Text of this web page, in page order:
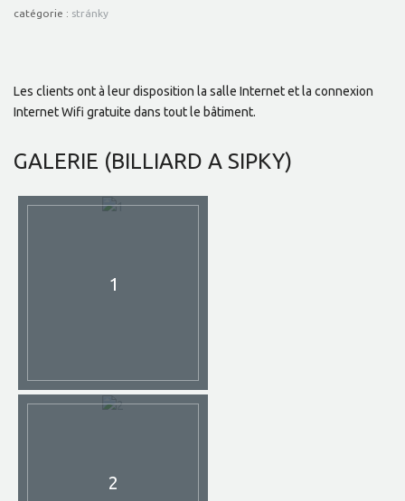
catégorie : stránky
Les clients ont à leur disposition la salle Internet et la connexion
Internet Wifi gratuite dans tout le bâtiment.
GALERIE (BILLIARD A SIPKY)
1
2